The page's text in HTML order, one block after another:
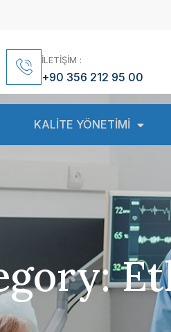
İLETİŞİM :
+90 356 212 95 00
KALİTE YÖNETİMİ